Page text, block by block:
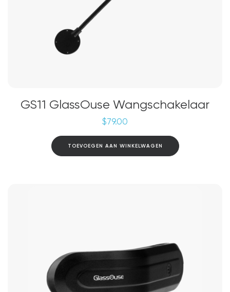
GS11 GlassOuse Wangschakelaar
$79.00
TOEVOEGEN AAN WINKELWAGEN